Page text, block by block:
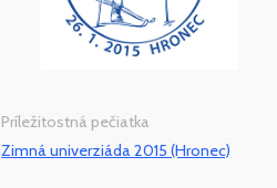
Príležitostná pečiatka
Zimná univerziáda 2015 (Hronec)